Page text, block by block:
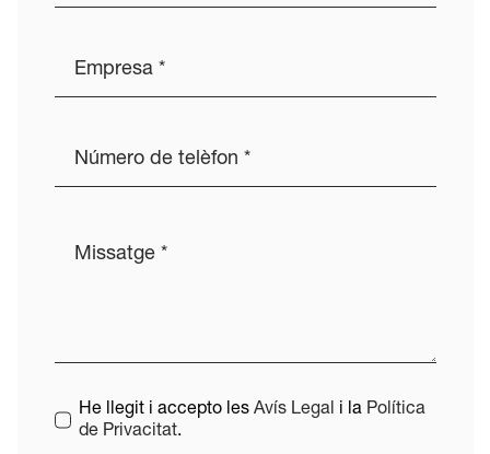
He llegit i accepto les Avís Legal i la Política
de Privacitat.